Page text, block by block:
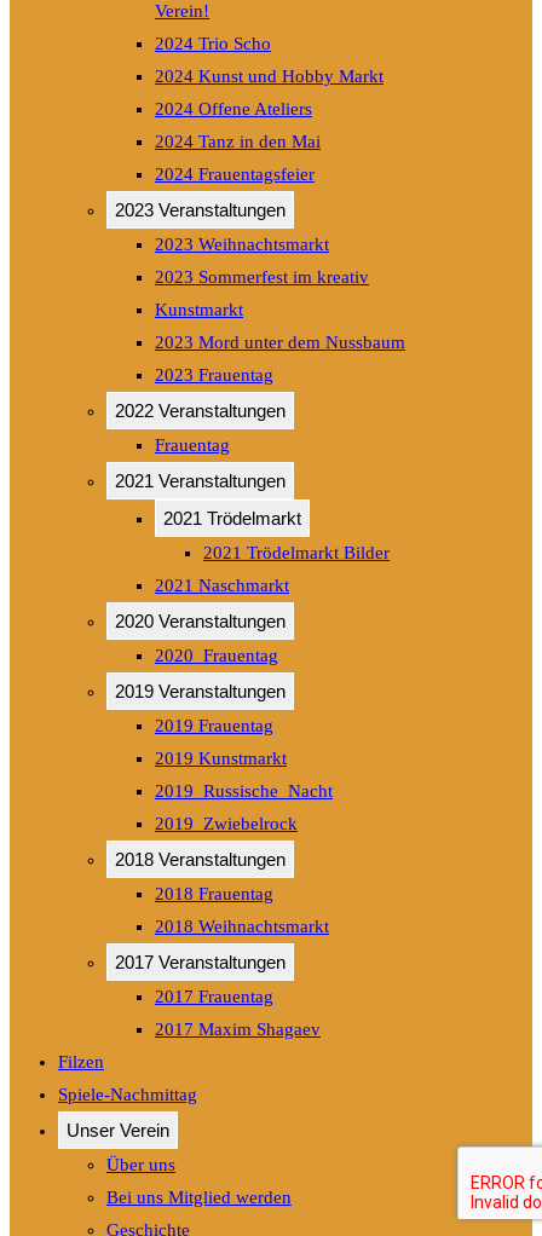
Verein!
2024 Trio Scho
2024 Kunst und Hobby Markt
2024 Offene Ateliers
2024 Tanz in den Mai
2024 Frauentagsfeier
2023 Veranstaltungen
2023 Weihnachtsmarkt
2023 Sommerfest im kreativ
Kunstmarkt
2023 Mord unter dem Nussbaum
2023 Frauentag
2022 Veranstaltungen
Frauentag
2021 Veranstaltungen
2021 Trödelmarkt
2021 Trödelmarkt Bilder
2021 Naschmarkt
2020 Veranstaltungen
2020_Frauentag
2019 Veranstaltungen
2019 Frauentag
2019 Kunstmarkt
2019_Russische_Nacht
2019_Zwiebelrock
2018 Veranstaltungen
2018 Frauentag
2018 Weihnachtsmarkt
2017 Veranstaltungen
2017 Frauentag
2017 Maxim Shagaev
Filzen
Spiele-Nachmittag
Unser Verein
Über uns
Bei uns Mitglied werden
Geschichte